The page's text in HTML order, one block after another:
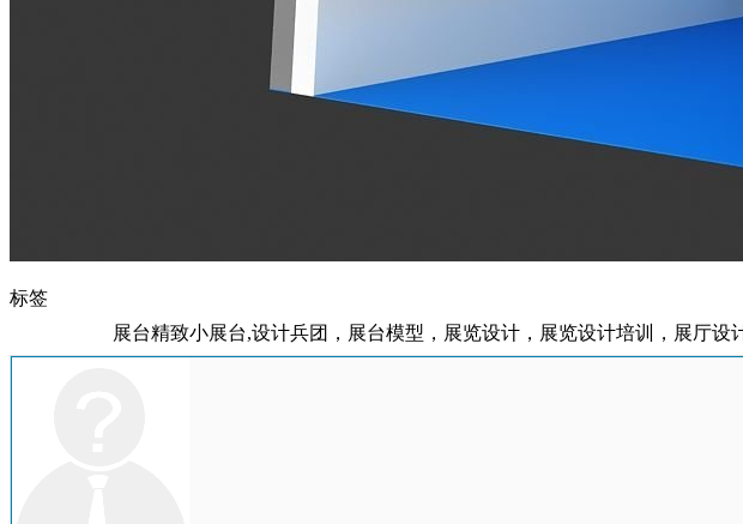
标签
展台精致小展台,设计兵团，展台模型，展览设计，展览设计培训，展厅